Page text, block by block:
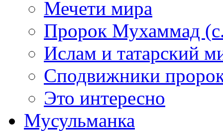
Мечети мира
Пророк Мухаммад
Ислам и татарский
Сподвижники
Это интересно
Мусульманка